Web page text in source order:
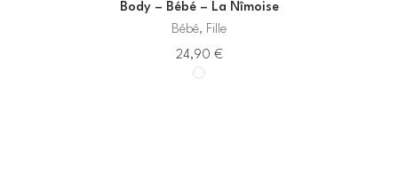
Body – Bébé – La Nîmoise
Bébé, Fille
24,90 €